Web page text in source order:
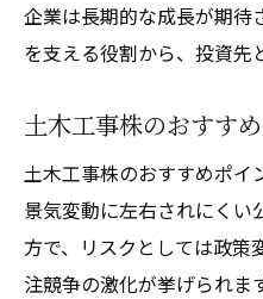
企業は長期的な成長が期待
を支える役割から、投資先
土木工事株のおすす
土木工事株のおすすめポイ
景気変動に左右されにくい
方で、リスクとしては政策
注競争の激化が挙げられま